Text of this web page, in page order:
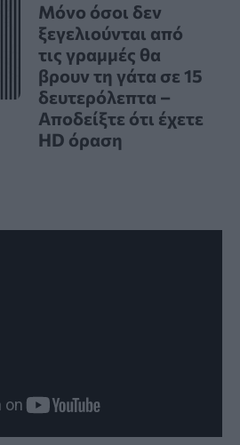
Μόνο όσοι δεν
ξεγελιούνται από
τις γραμμές θα
βρουν τη γάτα σε 15
δευτερόλεπτα –
Αποδείξτε ότι έχετε
HD όραση